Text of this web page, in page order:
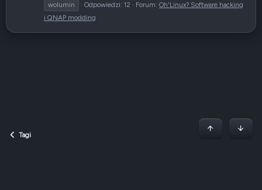
wolumin
Odpowiedzi: 12 Forum: Oh'Linux? Software hacking
i QNAP modding
Tagi PoczątekDół